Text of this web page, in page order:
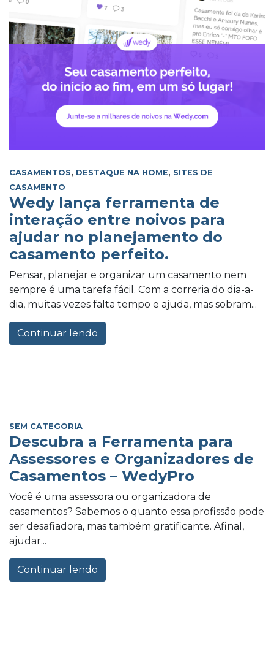
CASAMENTOS, DESTAQUE NA HOME, SITES DE
CASAMENTO
Wedy lança ferramenta de
interação entre noivos para
ajudar no planejamento do
casamento perfeito.
Pensar, planejar e organizar um casamento nem
sempre é uma tarefa fácil. Com a correria do dia-a-
dia, muitas vezes falta tempo e ajuda, mas sobram...
Continuar lendo
SEM CATEGORIA
Descubra a Ferramenta para
Assessores e Organizadores de
Casamentos – WedyPro
Você é uma assessora ou organizadora de
casamentos? Sabemos o quanto essa profissão pode
ser desafiadora, mas também gratificante. Afinal,
ajudar...
Continuar lendo